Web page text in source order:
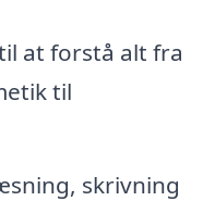
at forstå alt fra
til
skrivning